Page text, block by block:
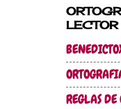
LECTOR
REGLAS DE